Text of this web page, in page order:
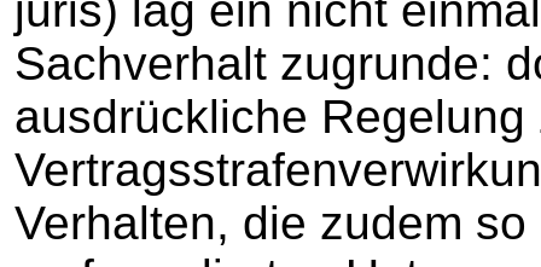
Sachverhalt zugrunde:
ausdrückliche Regelung
Verhalten, die zudem